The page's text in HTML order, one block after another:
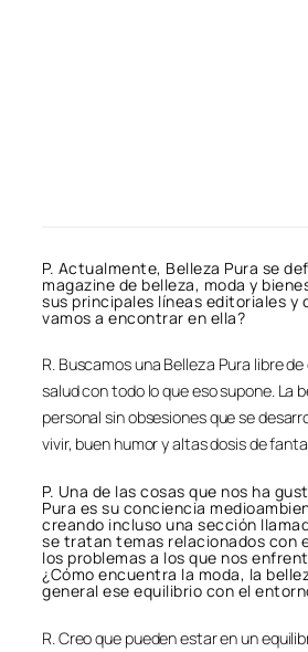
P. Actualmente, Belleza Pura se
magazine de belleza, moda y
sus principales líneas editoriales y
vamos a encontrar en ella?
R. Buscamos una Belleza Pura libre
salud con todo lo que eso supone. La
personal sin obsesiones que se
vivir, buen humor y altas dosis de
P. Una de las cosas que nos ha
Pura es su conciencia
creando incluso una sección
se tratan temas relacionados con
los problemas a los que nos
¿Cómo encuentra la moda, la
general ese equilibrio con el
R. Creo que pueden estar en un